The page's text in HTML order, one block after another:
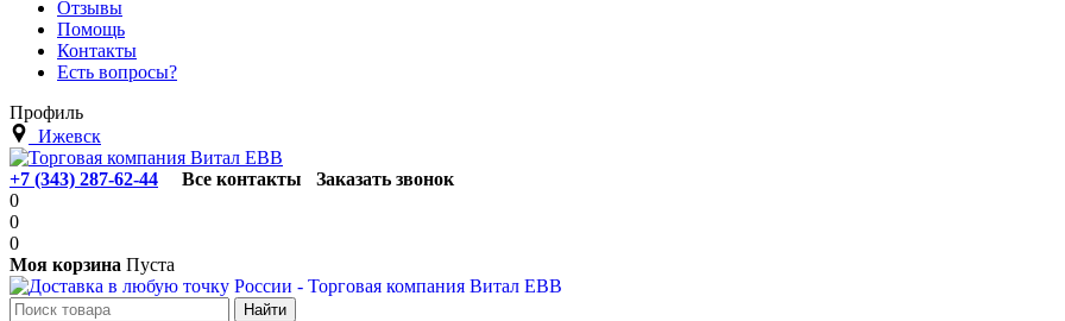
Отзывы
Помощь
Контакты
Есть вопросы?
Профиль
Ижевск
+7 (343) 287-62-44 Все контакты
Заказать звонок
0
0
0
Моя корзина Пуста